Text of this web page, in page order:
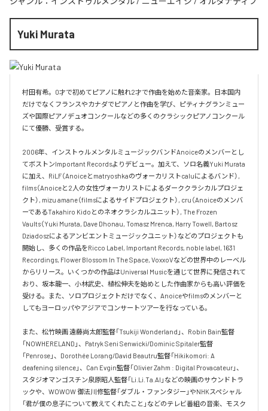
Yuki Murata
村田有希。0才で初めてピアノに触れ2才で作曲を始めた音楽家。日本国内
だけでなくフランスやカナダでピアノと作曲を学び、ピティナグランミュー
ズや国際ピアノデュオコンクールなどの多くのクラシックピアノコンクール
にて優勝、受賞する。
2006年、インストゥルメンタルミュージックバンドAnoiceのメンバーとし
てボストンImportant Recordsよりデビュー。加えて、ソロ名義Yuki Murata
に加え、RiLF（Anoiceとmatryoshkaのヴォーカリストcaluによるバンド）,
films（Anoiceと2人の女性ヴォーカリストによるダーククラシカルプロジェ
クト）, mizu amane（filmsによるサイドプロジェクト）, cru（Anoiceのメンバ
ーであるTakahiro Kidoとのネオクラシカルユニット）, The Frozen
Vaults（Yuki Murata, Dave Dhonau, Tomasz Mrenca, Harry Towell, Bartosz
Dziadoszによるアンビエントミュージックユニット）などのプロジェクトも
開始し、多くの作品をRicco Label, Important Records, noble label, 1631
Recordings, Flower Blossom In The Space, VoxxoVなどの世界中のレーベル
からリリース。いくつかの作品はUniversal Musicを通じて世界に発信されて
おり、坂本龍一、小林武史、植松伸夫を始めとした作曲家からも高い評価を
受ける。また、ソロプロジェクトだけでなく、Anoiceやfilmsのメンバーと
してもヨーロッパやアジアでコンサートツアーを行なっている。
また、松竹映画 遠藤尚太郎監督「Tsukiji Wonderland」、Robin Bain監督
「NOWHERELAND」、Patryk Seni Senwicki/Dominic Spitaler監督
「Penrose」、Dorothée Lorang/David Beautru監督「Hikikomori: A
deafening silence」、Can Evgin監督「Olivier Zahm : Digital Provacateur」、
スタジオマンゴスチン泉原昭人監督「Li.Li.Ta.Al」などの映画のサウンドトラ
ックや、WOWOW 御法川修監督「ダブル・ファンタジー」やNHKスペシャル
「君が僕の息子について教えてくれたこと」などのテレビ番組の音楽、モスク